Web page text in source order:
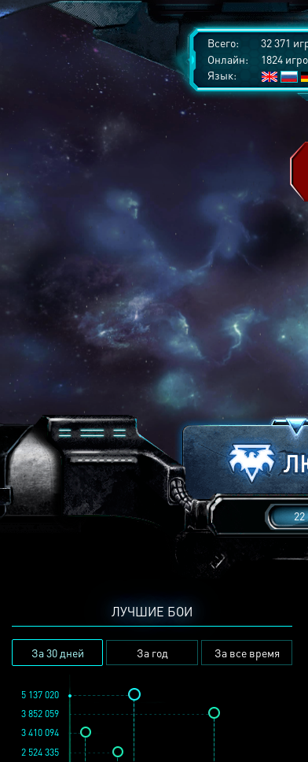
Всего:
32 371
Онлайн:
1824
Язык:
22
ЛУЧШИЕ БОИ
За 30 дней За год За все время
3 852 059
5 137 020
2 524 335
3 410 094